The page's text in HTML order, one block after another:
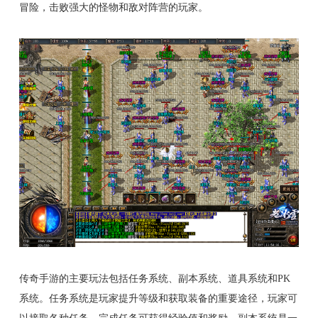
冒险，击败强大的怪物和敌对阵营的玩家。
传奇手游的主要玩法包括任务系统、副本系统、道具系统和PK
系统。任务系统是玩家提升等级和获取装备的重要途径，玩家可